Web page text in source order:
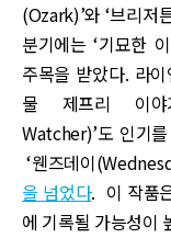
(Ozark)’와 ‘브리
분기에는 ‘기묘한
주목을 받았다. 라
물 제프리 이야
Watcher)’도 인기
‘웬즈데이
을 넘었다. 이 작품
에 기록될 가능성이